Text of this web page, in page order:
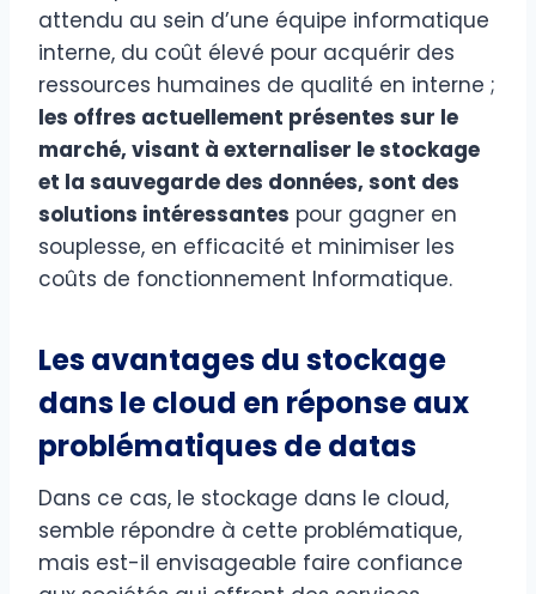
attendu au sein d’une équipe informatique
interne, du coût élevé pour acquérir des
ressources humaines de qualité en interne ;
les offres actuellement présentes sur le
marché, visant à externaliser le stockage
et la sauvegarde des données, sont des
solutions intéressantes pour gagner en
souplesse, en efficacité et minimiser les
coûts de fonctionnement Informatique.
Les avantages du stockage
dans le cloud en réponse aux
problématiques de datas
Dans ce cas, le stockage dans le cloud,
semble répondre à cette problématique,
mais est-il envisageable faire confiance